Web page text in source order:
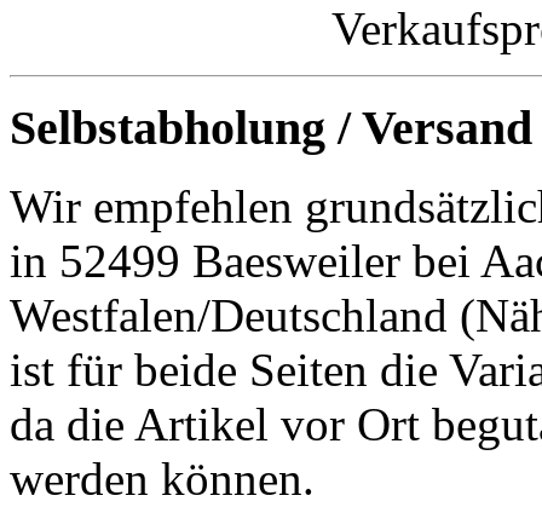
Selbstabholung / Versand
Wir empfehlen
in 52499 Baesweiler bei
Westfalen/Deutschland
ist für beide Seiten die
da die Artikel vor Ort
werden können.